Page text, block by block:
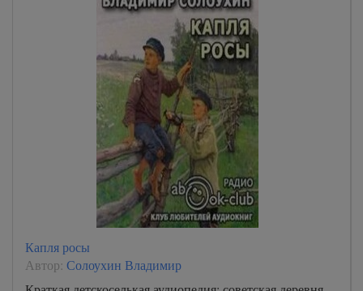
Капля росы
Автор: Солоухин Владимир